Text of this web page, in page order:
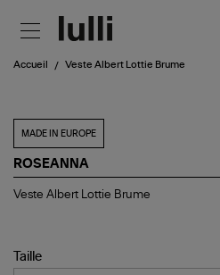
Accueil Veste Albert Lottie Brume
MADE IN EUROPE
ROSEANNA
Veste
Veste Albert Lottie Brume
Taille